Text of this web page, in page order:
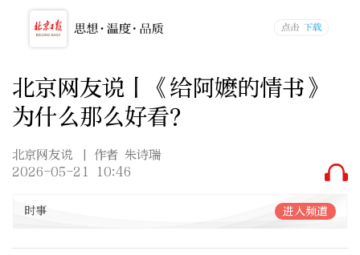
北京网友说丨《给阿嬷的情书》
为什么那么好看？
北京网友说
| 作者 朱诗瑞
2026-05-21 10:46
时事 进入频道